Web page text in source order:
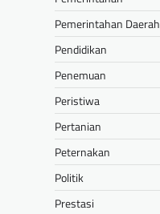
Pemerintahan Daerah
Pendidikan
Penemuan
Peristiwa
Pertanian
Peternakan
Politik
Prestasi